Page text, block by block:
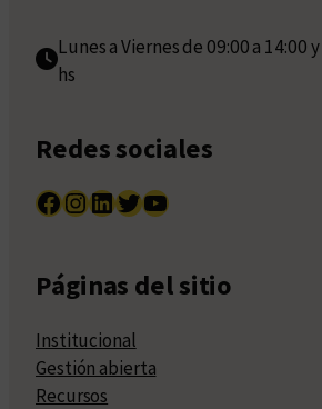
Lunes a Viernes de 09:00 a 14:00
hs
Redes sociales
Facebook InstagramLinkedIn Twitter YouTube
Páginas del sitio
Institucional
Gestión abierta
Recursos